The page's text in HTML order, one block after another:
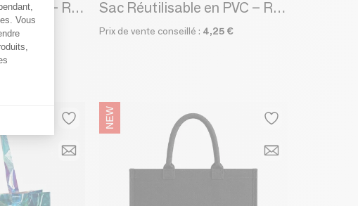
Sac Réutilisable en PVC – Rio Jaune (40×14×40cm)
4,25 €
Sac Réutilisable en PVC – Rio Orange (40×14×40cm)
Prix de vente conseillé : 4,25 €
Vous